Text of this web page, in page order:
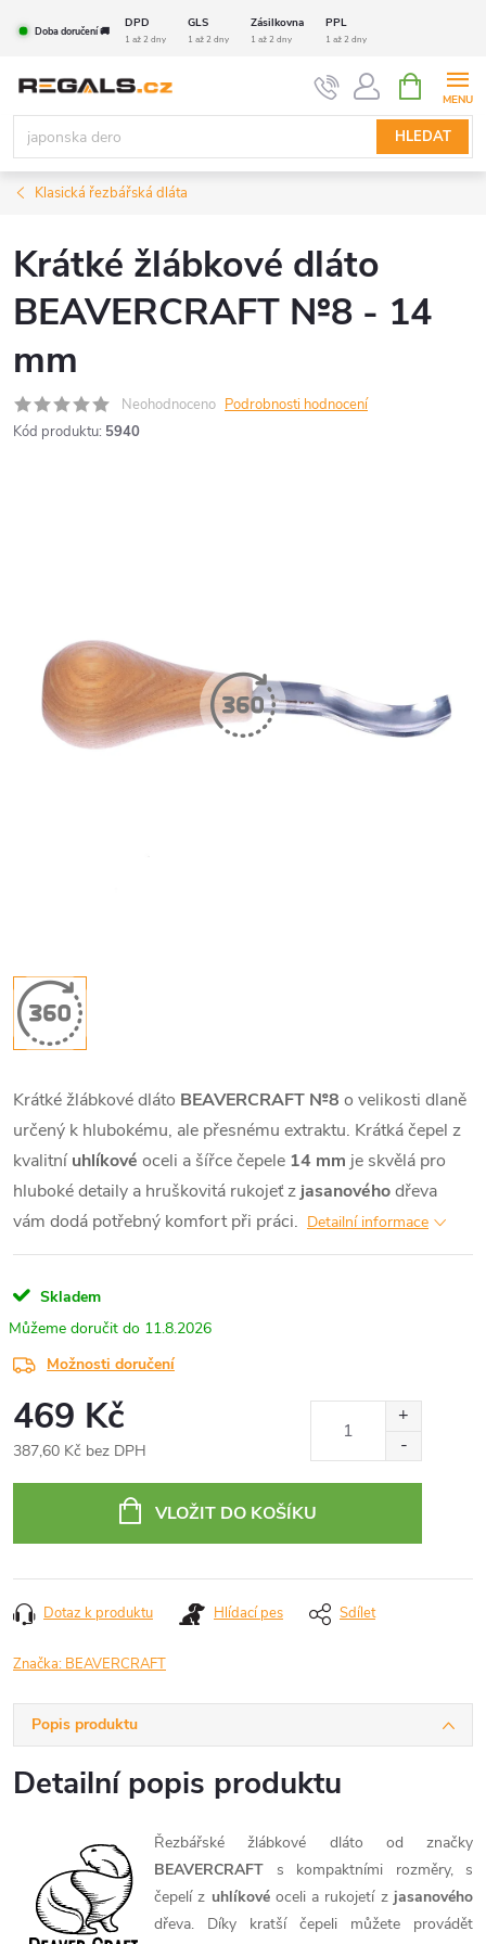
Doba doručení 🚚
DPD GLS Zásilkovna PPL
1 až 2 dny 1 až 2 dny 1 až 2 dny 1 až 2 dny
HLEDAT
NÁKUPNÍ
KOŠÍK
Klasická řezbářská dláta
Krátké žlábkové dláto
BEAVERCRAFT №8 - 14
mm
Neohodnoceno Podrobnosti hodnocení
Kód produktu: 5940
Krátké žlábkové dláto BEAVERCRAFT №8 o velikosti dlaně
určený k hlubokému, ale přesnému extraktu. Krátká čepel z
kvalitní uhlíkové oceli a šířce čepele 14 mm je skvělá pro
hluboké detaily a hruškovitá rukojeť z jasanovéhodřeva
vám dodá potřebný komfort při práci. Detailní informace
Skladem
11.8.2026
Možnosti doručení
469 Kč
387,60 Kč bez DPH
VLOŽIT DO KOŠÍKU
Dotaz k produktu Hlídací pes Sdílet
Značka: BEAVERCRAFT
Popis produktu
Detailní popis produktu
Řezbářské žlábkové dláto od značky
BEAVERCRAFT s kompaktními rozměry, s
čepelí z uhlíkovéoceli a rukojetí zjasanového
dřeva. Díky kratší čepeli můžete provádět